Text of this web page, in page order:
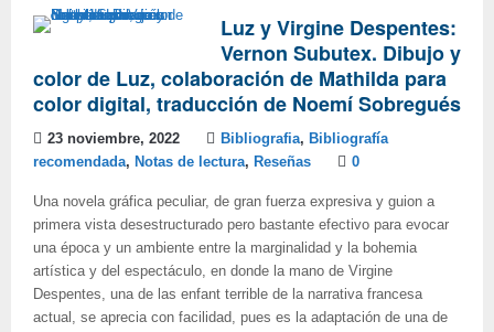
Luz y Virgine Despentes:
Vernon Subutex. Dibujo y
color de Luz, colaboración de Mathilda para
color digital, traducción de Noemí Sobregués
23 noviembre, 2022 Bibliografia, Bibliografía
recomendada, Notas de lectura, Reseñas 0
Una novela gráfica peculiar, de gran fuerza expresiva y guion a
primera vista desestructurado pero bastante efectivo para evocar
una época y un ambiente entre la marginalidad y la bohemia
artística y del espectáculo, en donde la mano de Virgine
Despentes, una de las enfant terrible de la narrativa francesa
actual, se aprecia con facilidad, pues es la adaptación de una de